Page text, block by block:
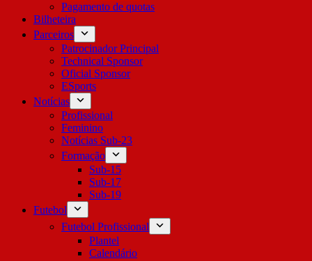
Pagamento de quotas
Bilheteira
Parceiros
Patrocinador Principal
Technical Sponsor
Oficial Sponsor
ESports
Notícias
Profissional
Feminino
Notícias Sub-23
Formação
Sub-15
Sub-17
Sub-19
Futebol
Futebol Profissional
Plantel
Calendário